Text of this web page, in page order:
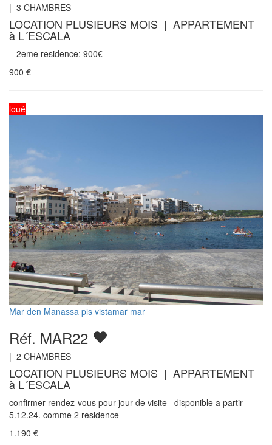
| 3 CHAMBRES
LOCATION PLUSIEURS MOIS | APPARTEMENT
à L´ESCALA
2eme residence: 900€
900 €
loué
Mar den Manassa pis vistamar mar
Réf. MAR22
| 2 CHAMBRES
LOCATION PLUSIEURS MOIS | APPARTEMENT
à L´ESCALA
confirmer rendez-vous pour jour de visite disponible a partir
5.12.24. comme 2 residence
1.190 €